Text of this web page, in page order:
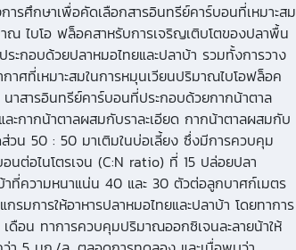
ารศึกษาเพื่อคัดเลือกสารอินทรีย์คาร์บอนที่เหมาะสม
ณ ไบโอ ฟล็อคสาหรับการเจริญเติบโตของปลาพื้น
ระกอบด้วยปลาหมอไทยและปลาบ้า รวมทั้งการวาง
กาศที่เหมาะสมในการหมุนเวียนปริมาณไบโอฟล็อค
นาสารอินทรีย์คาร์บอนที่ประกอบด้วยกากน้าตาล
ะกากน้าตาลผสมกับราละเอียด กากน้าตาลผสมกับ
ส่วน 50 : 50 มาเติมในบ่อเลี้ยง ซึ่งมีการควบคุม
นต่อไนโตรเจน (C:N ratio) ที่ 15 ปล่อยปลา
าที่ความหนาแน่น 40 และ 30 ตัวต่อลูกบาศก์เมตร
กรมการให้อาหารปลาหมอไทยและปลาบ้า โดยทาการ
เดือน ทาการควบคุมปริมาณออกซิเจนละลายน้าให้